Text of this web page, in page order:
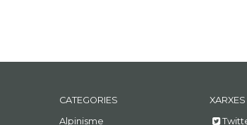
CATEGORIES
Alpinisme